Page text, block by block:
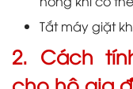
Tắt máy giặt
2. Cách